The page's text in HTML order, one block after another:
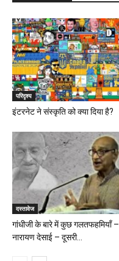
परिदृश्य
इंटरनेट ने संस्कृति को क्या दिया है?
दस्तावेज
गांधीजी के बारे में कुछ गलतफहमियाँ –
नारायण देसाई – दूसरी...